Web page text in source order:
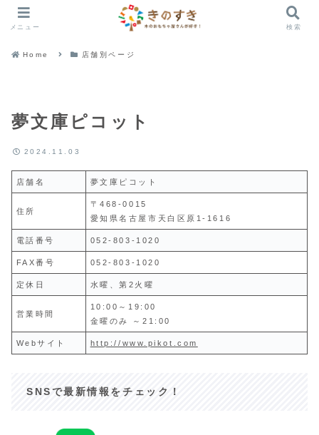
Home 店舗別ページ
夢文庫ピコット
2024.11.03
店舗名 夢文庫ピコット
住所
〒468-0015
愛知県名古屋市天白区原1-1616
電話番号 052-803-1020
FAX番号 052-803-1020
定休日 水曜、第2火曜
営業時間
10:00～19:00
金曜のみ ～21:00
Webサイト http://www.pikot.com
SNSで最新情報をチェック！
メニュー 検索